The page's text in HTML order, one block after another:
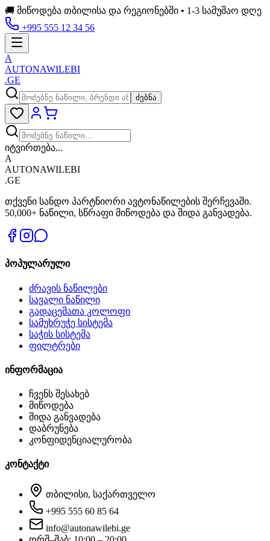
🚚 მიწოდება თბილისა და რეგიონებში • 1-3 სამუშაო დღე
+995 555 12 34 56
A
AUTONAWILEBI
.GE
ძებნა
იტვირთება...
A
AUTONAWILEBI
.GE
თქვენი სანდო პარტნიორი ავტონაწილების შერჩევაში.
50,000+ ნაწილი, სწრაფი მიწოდება და შიდა განვადება.
პოპულარული
ძრავის ნაწილები
სავალი ნაწილი
გადაცემათა კოლოფი
სამუხრუჭე სისტემა
საჭის სისტემა
ფილტრები
ინფორმაცია
ჩვენს შესახებ
მიწოდება
შიდა განვადება
დაბრუნება
კონფიდენციალურობა
კონტაქტი
თბილისი, საქართველო
+995 555 60 85 64
info@autonawilebi.ge